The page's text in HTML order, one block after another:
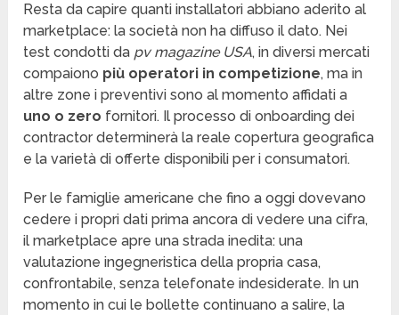
Resta da capire quanti installatori abbiano aderito al
marketplace: la società non ha diffuso il dato. Nei
test condotti da pv magazine USA, in diversi mercati
compaiono più operatori in competizione, ma in
altre zone i preventivi sono al momento affidati a
uno o zero fornitori. Il processo di onboarding dei
contractor determinerà la reale copertura geografica
e la varietà di offerte disponibili per i consumatori.
Per le famiglie americane che fino a oggi dovevano
cedere i propri dati prima ancora di vedere una cifra,
il marketplace apre una strada inedita: una
valutazione ingegneristica della propria casa,
confrontabile, senza telefonate indesiderate. In un
momento in cui le bollette continuano a salire, la